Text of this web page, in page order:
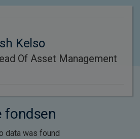
Kelso
Of Asset Management
fondsen
data was found